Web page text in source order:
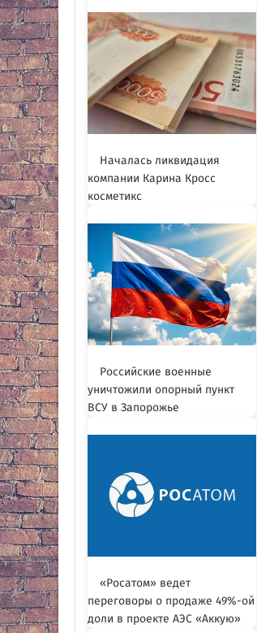
Началась ликвидация
компании Карина Кросс
косметикс
Российские военные
уничтожили опорный пункт
ВСУ в Запорожье
«Росатом» ведет
переговоры о продаже 49%-ой
доли в проекте АЭС «Аккую»